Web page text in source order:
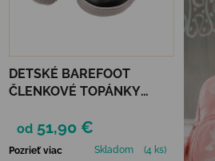
DETSKÉ BAREFOOT
ČLENKOVÉ TOPÁNKY
od 51,90 €
Pozrieť viac Skladom
(4 ks)